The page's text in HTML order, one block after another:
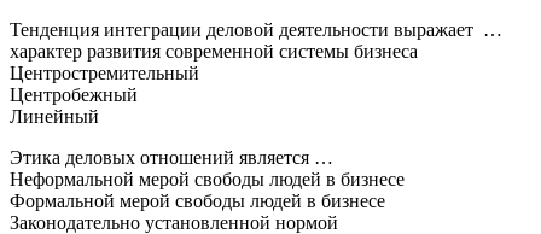
Тенденция интеграции деловой деятельности выражает …
характер развития современной системы бизнеса
Центростремительный
Центробежный
Линейный
Этика деловых отношений является …
Неформальной мерой свободы людей в бизнесе
Формальной мерой свободы людей в бизнесе
Законодательно установленной нормой